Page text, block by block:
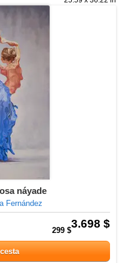
náyade
Fernández
3.698 $
299 $